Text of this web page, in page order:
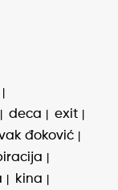
deca
exit
đoković
kina